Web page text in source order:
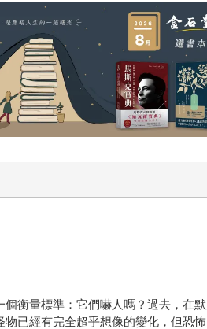
衡量標準：它們嚇人嗎？過去，在
已經有完全超乎想像的變化，但恐